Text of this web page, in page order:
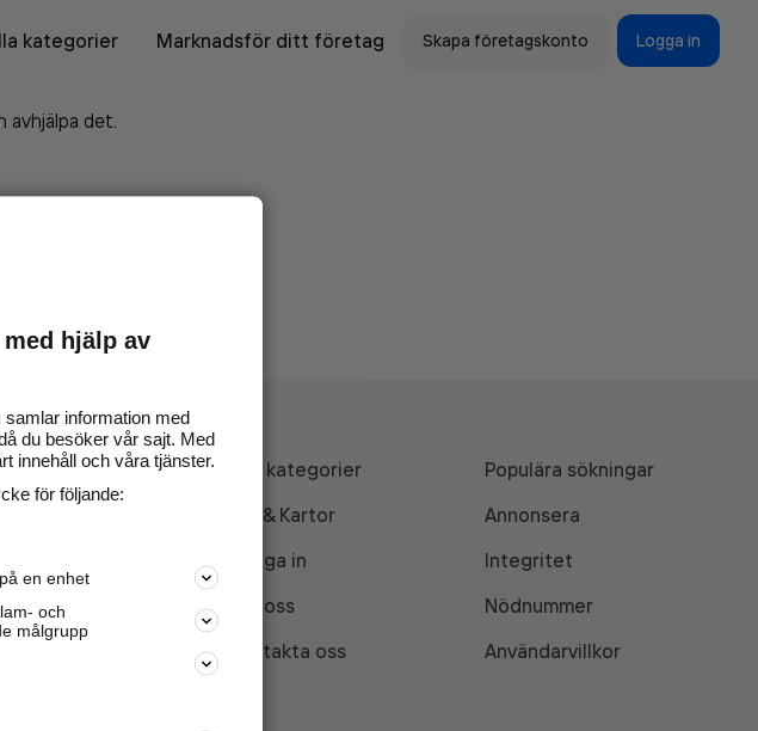
kategorier Marknadsför ditt företag Skapa företagskonto Logga in
avhjälpa det.
företaget på
nära dig.
Alla kategorier
Populära sökningar
API & Kartor
Annonsera
Logga in
Integritet
Om oss
Nödnummer
Kontakta oss
Användarvillkor
hjälp av
samlar information med
du besöker vår sajt. Med
innehåll och våra tjänster.
för följande:
en enhet
och
målgrupp